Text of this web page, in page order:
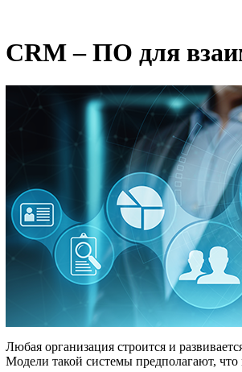
CRM – ПО для
Любая организация строится и
Модели такой системы предполагают,